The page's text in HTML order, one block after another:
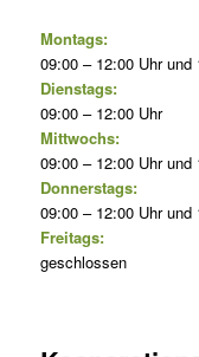
Montags:
09:00 – 12:00 Uhr und
Dienstags:
09:00 – 12:00 Uhr
Mittwochs:
09:00 – 12:00 Uhr und
Donnerstags:
09:00 – 12:00 Uhr und
Freitags:
geschlossen